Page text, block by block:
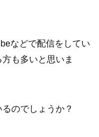
などで配信をしてい
も多いと思いま
のでしょうか？